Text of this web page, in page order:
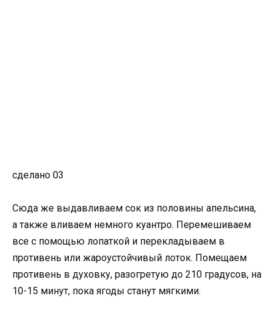
сделано 03
Сюда же выдавливаем сок из половины апельсина,
а также вливаем немного куантро. Перемешиваем
все с помощью лопаткой и перекладываем в
противень или жароустойчивый лоток. Помещаем
противень в духовку, разогретую до 210 градусов, на
10-15 минут, пока ягоды станут мягкими.